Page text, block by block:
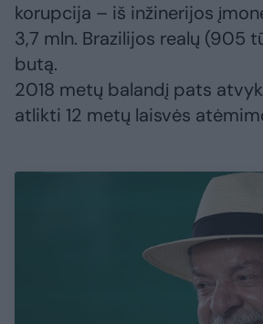
korupcija – iš inžinerijos
3,7 mln. Brazilijos realų (905
butą.
2018 metų balandį pats
atlikti 12 metų laisvės